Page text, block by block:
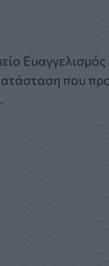
Ευαγγελισμός
που